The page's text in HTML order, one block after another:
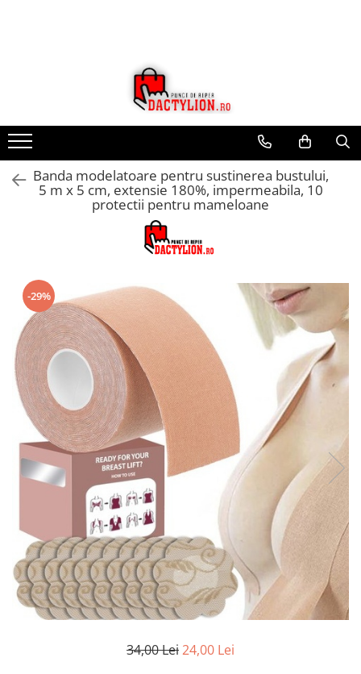
Banda modelatoare pentru sustinerea bustului,
5 m x 5 cm, extensie 180%, impermeabila, 10
protectii pentru mameloane
-29%
34,00 Lei24,00 Lei